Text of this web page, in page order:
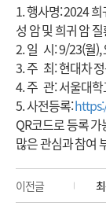
1. 행사명: 2024
성 암 및 희귀 암
2. 일 시: 9/23(월),
3. 주 최: 현대차
4. 주 관: 서울대
5. 사전등록:
QR코드로 등록
많은 관심과 참여
이전글